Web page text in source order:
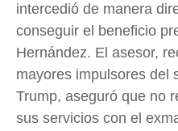
intercedió de manera
conseguir el beneficio
Hernández. El asesor,
mayores impulsores del
Trump, aseguró que no
sus servicios con el